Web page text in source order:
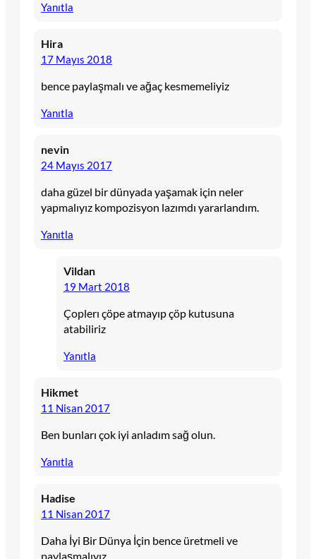
Yanıtla
Hira
17 Mayıs 2018
bence paylaşmalı ve ağaç kesmemeliyiz
Yanıtla
nevin
24 Mayıs 2017
daha güzel bir dünyada yaşamak için neler
yapmalıyız kompozisyon lazımdı yararlandım.
Yanıtla
Vildan
19 Mart 2018
Çoplerı çöpe atmayıp çöp kutusuna
atabiliriz
Yanıtla
Hikmet
11 Nisan 2017
Ben bunları çok iyi anladım sağ olun.
Yanıtla
Hadise
11 Nisan 2017
Daha İyi Bir Dünya İçin bence üretmeli ve
paylaşmalıyız.